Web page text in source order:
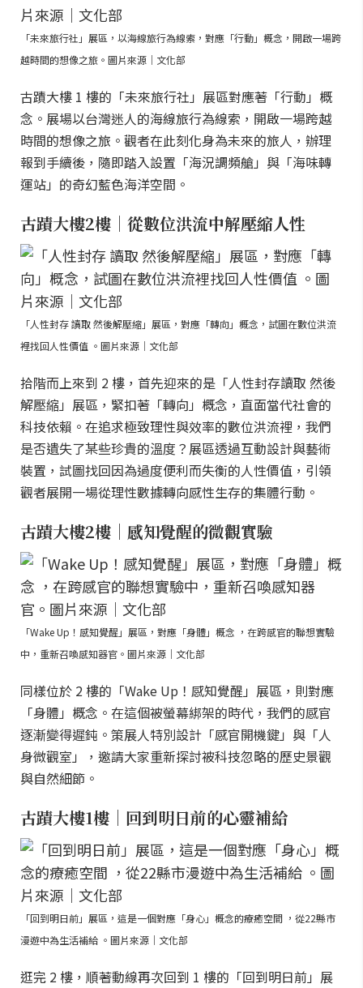
「未來旅行社」展區，以海線旅行為線索，對應「行動」概念，開啟一場跨
越時間的想像之旅。圖片來源｜文化部
古蹟大樓 1 樓的「未來旅行社」展區對應著「行動」概
念。展場以台灣迷人的海線旅行為線索，開啟一場跨越
時間的想像之旅。觀者在此刻化身為未來的旅人，辦理
報到手續後，隨即踏入設置「海況調頻艙」與「海味轉
運站」的奇幻藍色海洋空間。
古蹟大樓2樓｜從數位洪流中解壓縮人性
「人性封存 讀取 然後解壓縮」展區，對應「轉向」概念，試圖在數位洪流
裡找回人性價值 。圖片來源｜文化部
拾階而上來到 2 樓，首先迎來的是「人性封存讀取 然後
解壓縮」展區，緊扣著「轉向」概念，直面當代社會的
科技依賴。在追求極致理性與效率的數位洪流裡，我們
是否遺失了某些珍貴的溫度？展區透過互動設計與藝術
裝置，試圖找回因為過度便利而失衡的人性價值，引領
觀者展開一場從理性數據轉向感性生存的集體行動。
古蹟大樓2樓｜感知覺醒的微觀實驗
「Wake Up！感知覺醒」展區，對應「身體」概念 ，在跨感官的聯想實驗
中，重新召喚感知器官。圖片來源｜文化部
同樣位於 2 樓的「Wake Up！感知覺醒」展區，則對應
「身體」概念。在這個被螢幕綁架的時代，我們的感官
逐漸變得遲鈍。策展人特別設計「感官開機鍵」與「人
身微觀室」，邀請大家重新探討被科技忽略的歷史景觀
與自然細節。
古蹟大樓1樓｜回到明日前的心靈補給
「回到明日前」展區，這是一個對應「身心」概念的療癒空間 ，從22縣市
漫遊中為生活補給 。圖片來源｜文化部
逛完 2 樓，順著動線再次回到 1 樓的「回到明日前」展